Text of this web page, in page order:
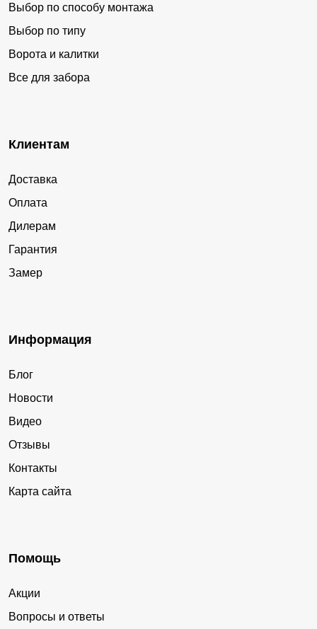
Выбор по способу монтажа
Выбор по типу
Ворота и калитки
Все для забора
Клиентам
Доставка
Оплата
Дилерам
Гарантия
Замер
Информация
Блог
Новости
Видео
Отзывы
Контакты
Карта сайта
Помощь
Акции
Вопросы и ответы